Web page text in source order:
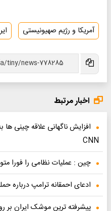
آمریکا و رژیم صهیونیستی
اخبار مرتبط
افزایش ناگهانی علاقه چینی
CNN
چین : عملیات نظامی را فورا
ادعای احمقانه ترامپ درباره
پیشرفته ترین موشک ایران بر